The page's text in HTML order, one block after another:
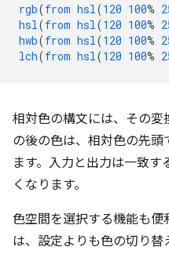
rgb(from hsl (120 100%
hsl (from hsl (120 100%
hwb(from hsl (120 100%
lch(from hsl (120 100%
相対色の構文には、その変
の後の色は、相対色の先
ます。入力と出力は一致
くなります。
色空間を選択する機能も便
は、設定よりも色の切り